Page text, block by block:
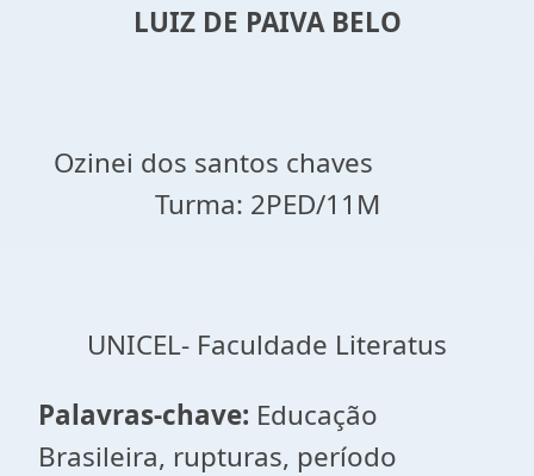
LUIZ DE PAIVA BELO
Ozinei dos santos chaves
Turma: 2PED/11M
UNICEL- Faculdade Literatus
Palavras-chave: Educação
Brasileira, rupturas, período